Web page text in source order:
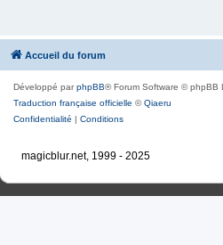
Accueil du forum
Développé parphpBB® Forum Software © phpBB
Traduction française officielle ©Qiaeru
Confidentialité | Conditions
magicblur.net, 1999 - 2025